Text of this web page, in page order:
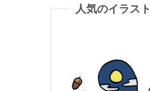
人気のイラスト